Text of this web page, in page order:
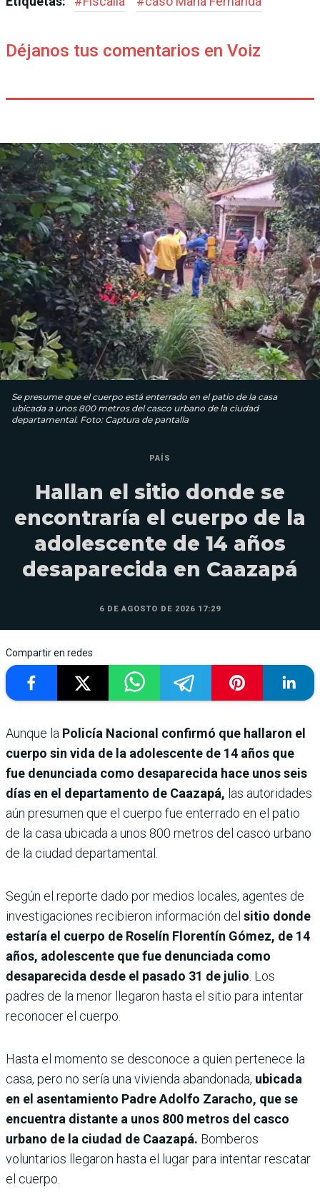
Déjanos tus comentarios en Voiz
Se presume que el cuerpo está enterrado en el patio de la casa
ubicada a unos 800 metros del casco urbano de la ciudad
departamental. Foto: Captura de pantalla
PAÍS
Hallan el sitio donde se
encontraría el cuerpo de la
adolescente de 14 años
desaparecida en Caazapá
6 DE AGOSTO DE 2026 17:29
Compartir en redes
Aunque la Policía Nacional confirmó que hallaron el
cuerpo sin vida de la adolescente de 14 años que
fue denunciada como desaparecida hace unos seis
días en el departamento de Caazapá, las autoridades
aún presumen que el cuerpo fue enterrado en el patio
de la casa ubicada a unos 800 metros del casco urbano
de la ciudad departamental.
Según el reporte dado por medios locales, agentes de
investigaciones recibieron información del sitio donde
estaría el cuerpo de Roselín Florentín Gómez, de 14
años, adolescente que fue denunciada como
desaparecida desde el pasado 31 de julio. Los
padres de la menor llegaron hasta el sitio para intentar
reconocer el cuerpo.
Hasta el momento se desconoce a quien pertenece la
casa, pero no sería una vivienda abandonada, ubicada
en el asentamiento Padre Adolfo Zaracho, que se
encuentra distante a unos 800 metros del casco
urbano de la ciudad de Caazapá. Bomberos
voluntarios llegaron hasta el lugar para intentar rescatar
el cuerpo.